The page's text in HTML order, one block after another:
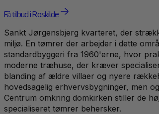
Få tilbud i Roskilde
Sankt Jørgensbjerg kvarteret, der
miljø. En tømrer der arbejder i dette
standardbyggeri fra 1960'erne, hvor
moderne træhuse, der kræver
blanding af ældre villaer og nyere
hovedsagelig erhvervsbygninger, men
Centrum omkring domkirken stiller de
specialiseret tømrer behersker.